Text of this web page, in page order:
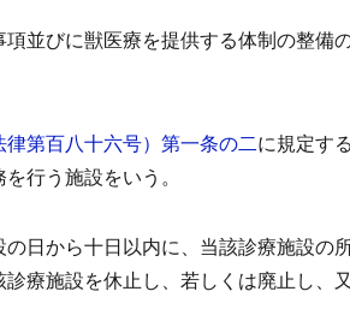
並びに獣医療を提供する体制の整備
第百八十六号）第一条の二に規定す
行う施設をいう。
日から十日以内に、当該診療施設の
診療施設を休止し、若しくは廃止し、